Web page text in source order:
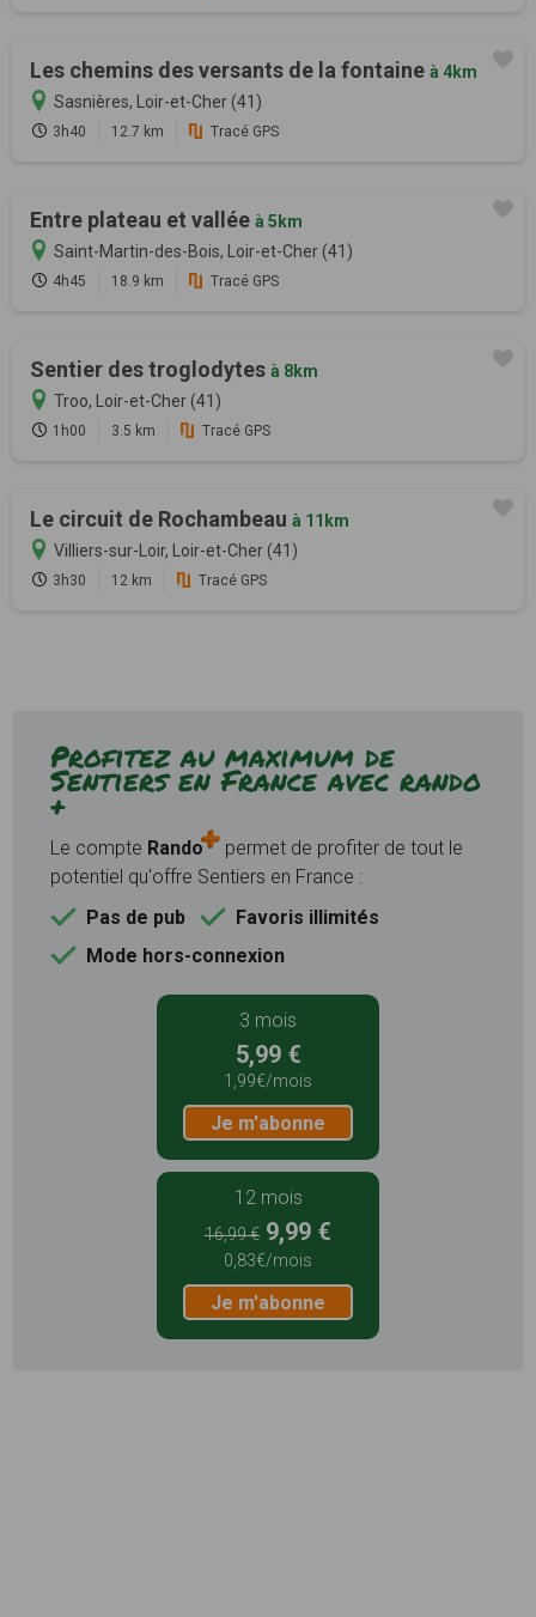
Les chemins des versants de la fontaine à 4km
Sasnières, Loir-et-Cher (41)
3h40 12.7 km Tracé GPS
Entre plateau et vallée à 5km
Saint-Martin-des-Bois, Loir-et-Cher (41)
4h45 18.9 km Tracé GPS
Sentier des troglodytes à 8km
Troo, Loir-et-Cher (41)
1h00 3.5 km Tracé GPS
Le circuit de Rochambeau à 11km
Villiers-sur-Loir, Loir-et-Cher (41)
3h30 12 km Tracé GPS
Profitez au maximum de
Sentiers en France avec rando
+
Le compte Rando
permet de profiter de tout le
potentiel qu'offre Sentiers en France :
Pas de pub
Favoris illimités
Mode hors-connexion
3 mois
5,99 €
1,99€/mois
Je m'abonne
12 mois
16,99 € 9,99 €
0,83€/mois
Je m'abonne